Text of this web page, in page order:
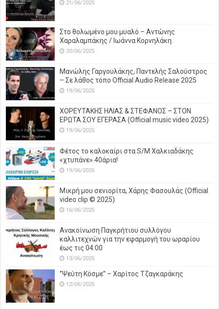
21/06/2025
Στο θολωμένο μου μυαλό – Αντώνης
Χαραλαμπάκης / Ιωάννα Κορνηλάκη.
20/06/2025
Μανώλης Γαργουλάκης, Παντελής Σαλούστρος
– Σε λάθος τόπο Official Audio Release 2025
19/06/2025
ΧΟΡΕΥΤΑΚΗΣ ΗΛΙΑΣ & ΣΤΕΦΑΝΟΣ – ΣΤΟΝ
ΕΡΩΤΑ ΣΟΥ ΕΓΕΡΑΣΑ (Official music video 2025)
19/06/2025
Φέτος το καλοκαίρι στα S/M Χαλκιαδάκης
«χτυπάνε» 40άρια!
19/06/2025
Μικρή μου σενιορίτα, Χάρης Φασουλάς (Official
video clip © 2025)
16/06/2025
Ανακοίνωση Παγκρήτιου συλλόγου
καλλιτεχνών για την εφαρμογή του ωραρίου
έως τις 04:00
13/06/2025
‘’Ψεύτη Κόσμε’’ – Χαρίτος Τζαγκαράκης
12/06/2025